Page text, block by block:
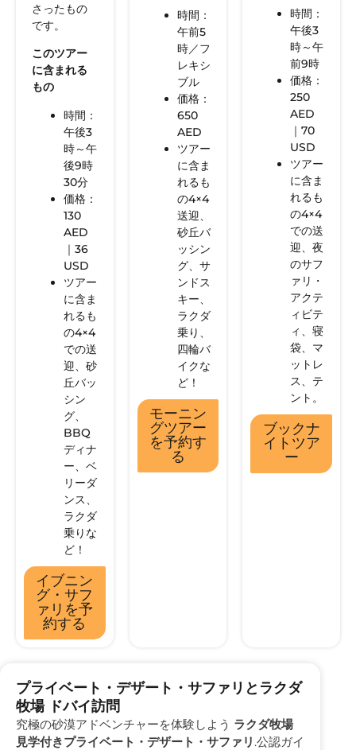
さったもの
です。
このツアー
に含まれる
もの
時間：
午後3
時～午
後9時
30分
価格：
130
AED
｜36
USD
ツアー
に含ま
れるも
の4×4
での送
迎、砂
丘バッ
シン
グ、
BBQ
ディナ
ー、ベ
リーダ
ンス、
ラクダ
乗りな
ど！
イブニン
グ・サフ
ァリを予
約する
時間：
午前5
時／フ
レキシ
ブル
価格：
650
AED
ツアー
に含ま
れるも
の4×4
送迎、
砂丘バ
ッシン
グ、サ
ンドス
キー、
ラクダ
乗り、
四輪バ
イクな
ど！
モーニン
グツアー
を予約す
る
時間：
午後3
時～午
前9時
価格：
250
AED
｜70
USD
ツアー
に含ま
れるも
の4×4
での送
迎、夜
のサフ
ァリ・
アクテ
ィビテ
ィ、寝
袋、マ
ットレ
ス、テ
ント。
ブックナ
イトツア
ー
プライベート・デザート・サファリとラクダ
牧場 ドバイ訪問
究極の砂漠アドベンチャーを体験しよう ラクダ牧場
見学付きプライベート・デザート・サファリ .公認ガイ